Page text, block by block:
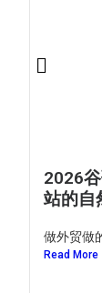
2026
站的自
做外贸做
Read More